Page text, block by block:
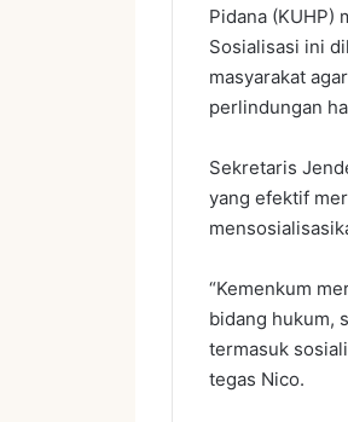
Pidana (KUHP)
Sosialisasi ini
masyarakat
perlindungan
Sekretaris
yang efektif
“Kemenkum
bidang hukum,
termasuk
tegas Nico.